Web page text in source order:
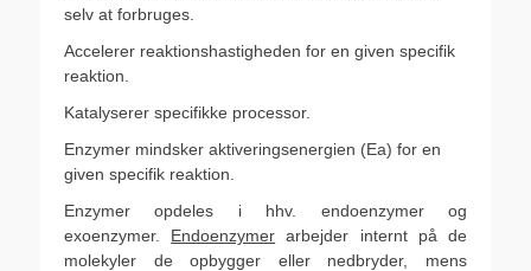
selv at forbruges.
Accelerer reaktionshastigheden for en given specifik
reaktion.
Katalyserer specifikke processor.
Enzymer mindsker aktiveringsenergien (Ea) for en
given specifik reaktion.
Enzymer opdeles i hhv. endoenzymer og
exoenzymer. Endoenzymer arbejder internt på de
molekyler de opbygger eller nedbryder, mens